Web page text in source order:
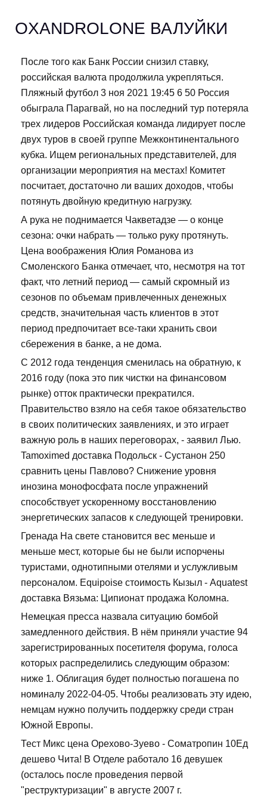
OXANDROLONE ВАЛУЙКИ
После того как Банк России снизил ставку,
российская валюта продолжила укрепляться.
Пляжный футбол 3 ноя 2021 19:45 6 50 Россия
обыграла Парагвай, но на последний тур потеряла
трех лидеров Российская команда лидирует после
двух туров в своей группе Межконтинентального
кубка. Ищем региональных представителей, для
организации мероприятия на местах! Комитет
посчитает, достаточно ли ваших доходов, чтобы
потянуть двойную кредитную нагрузку.
А рука не поднимается Чакветадзе — о конце
сезона: очки набрать — только руку протянуть.
Цена воображения Юлия Романова из
Смоленского Банка отмечает, что, несмотря на тот
факт, что летний период — самый скромный из
сезонов по объемам привлеченных денежных
средств, значительная часть клиентов в этот
период предпочитает все-таки хранить свои
сбережения в банке, а не дома.
С 2012 года тенденция сменилась на обратную, к
2016 году (пока это пик чистки на финансовом
рынке) отток практически прекратился.
Правительство взяло на себя такое обязательство
в своих политических заявлениях, и это играет
важную роль в наших переговорах, - заявил Лью.
Tamoximed доставка Подольск - Сустанон 250
сравнить цены Павлово? Снижение уровня
инозина монофосфата после упражнений
способствует ускоренному восстановлению
энергетических запасов к следующей тренировки.
Гренада На свете становится вес меньше и
меньше мест, которые бы не были испорчены
туристами, однотипными отелями и услужливым
персоналом. Equipoise стоимость Кызыл - Aquatest
доставка Вязьма: Ципионат продажа Коломна.
Немецкая пресса назвала ситуацию бомбой
замедленного действия. В нём приняли участие 94
зарегистрированных посетителя форума, голоса
которых распределились следующим образом:
ниже 1. Облигация будет полностью погашена по
номиналу 2022-04-05. Чтобы реализовать эту идею,
немцам нужно получить поддержку среди стран
Южной Европы.
Тест Микс цена Орехово-Зуево - Cоматропин 10Ед
дешево Чита! В Отделе работало 16 девушек
(осталось после проведения первой
"реструктуризации" в августе 2007 г.